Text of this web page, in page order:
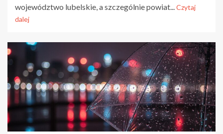
województwo lubelskie, a szczególnie powiat...Czytaj
dalej